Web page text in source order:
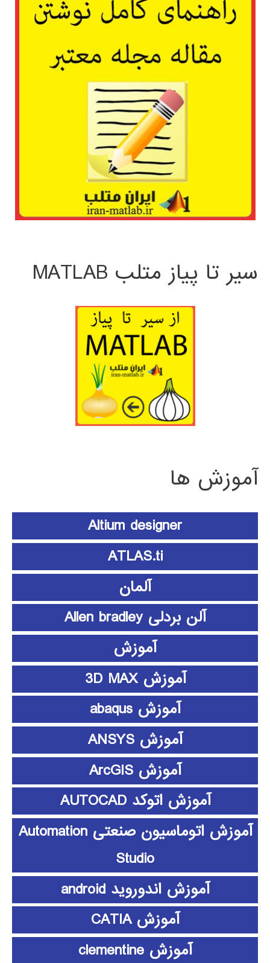
سیر تا پیاز متلب MATLAB
آموزش ها
Altium designer
ATLAS.ti
آلمان
آلن بردلی Allen bradley
آموزش
آموزش 3D MAX
آموزش abaqus
آموزش ANSYS
آموزش ArcGIS
آموزش اتوکد AUTOCAD
آموزش اتوماسیون صنعتی Automation
Studio
آموزش اندوروید android
آموزش CATIA
آموزش clementine